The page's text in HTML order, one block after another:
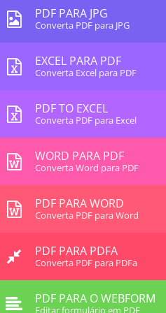
PDF PARA JPG
Converta PDF para JPG
EXCEL PARA PDF
Converta Excel para PDF
PDF TO EXCEL
Converta PDF para Excel
WORD PARA PDF
Converta Word para PDF
PDF PARA WORD
Converta PDF para Word
PDF PARA PDFA
Converta PDF para PDFa
PDF PARA O WEBFORM
Editar formulário em PDF